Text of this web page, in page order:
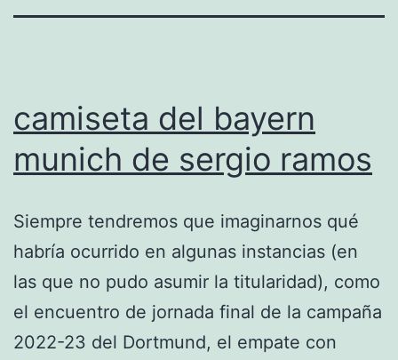
camiseta del bayern
munich de sergio ramos
Siempre tendremos que imaginarnos qué
habría ocurrido en algunas instancias (en
las que no pudo asumir la titularidad), como
el encuentro de jornada final de la campaña
2022-23 del Dortmund, el empate con